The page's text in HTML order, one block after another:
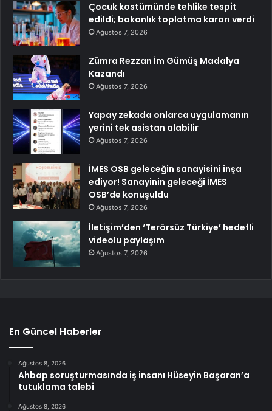
Çocuk kostümünde tehlike tespit
edildi; bakanlık toplatma kararı verdi
Ağustos 7, 2026
Zümra Rezzan İm Gümüş Madalya
Kazandı
Ağustos 7, 2026
Yapay zekada onlarca uygulamanın
yerini tek asistan alabilir
Ağustos 7, 2026
İMES OSB geleceğin sanayisini inşa
ediyor! Sanayinin geleceği İMES
OSB’de konuşuldu
Ağustos 7, 2026
İletişim’den ‘Terörsüz Türkiye’ hedefli
videolu paylaşım
Ağustos 7, 2026
En Güncel Haberler
Ağustos 8, 2026
Ahbap soruşturmasında iş insanı Hüseyin Başaran’a
tutuklama talebi
Ağustos 8, 2026